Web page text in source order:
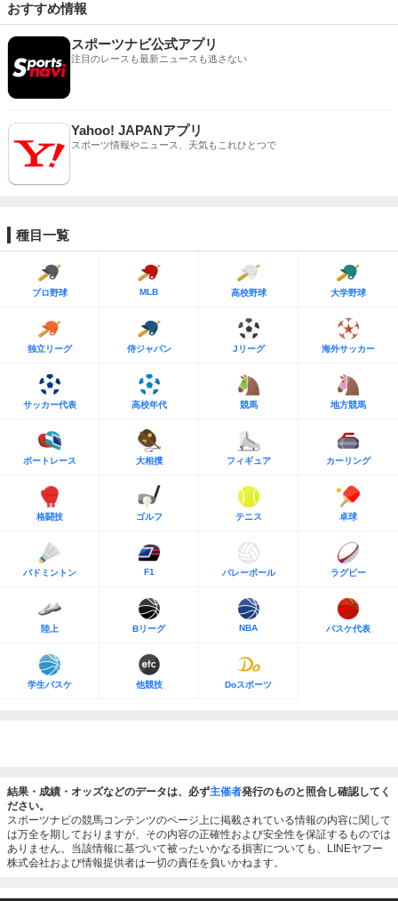
おすすめ情報
スポーツナビ公式アプリ
注目のレースも最新ニュースも逃さない
Yahoo! JAPANアプリ
スポーツ情報やニュース、天気もこれひとつで
種目一覧
プロ野球 MLB 高校野球 大学野球
独立リーグ 侍ジャパン Jリーグ 海外サッカー
サッカー代表 高校年代 競馬 地方競馬
ボートレース 大相撲 フィギュア カーリング
格闘技 ゴルフ テニス 卓球
バドミントン F1 バレーボール ラグビー
陸上 Bリーグ NBA バスケ代表
学生バスケ 他競技 Doスポーツ
結果・成績・オッズなどのデータは、必ず主催者発行のものと照合し確認してく
ださい。
スポーツナビの競馬コンテンツのページ上に掲載されている情報の内容に関して
は万全を期しておりますが、その内容の正確性および安全性を保証するものでは
ありません。当該情報に基づいて被ったいかなる損害についても、LINEヤフー
株式会社および情報提供者は一切の責任を負いかねます。